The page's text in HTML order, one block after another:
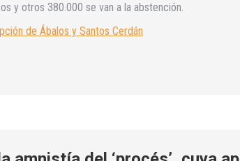
y otros 380.000 se van a la abstención.
de Ábalos y Santos Cerdán